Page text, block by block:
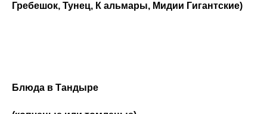
Гребешок, Тунец, К альмары, Мидии Гигантские)
Блюда в Тандыре